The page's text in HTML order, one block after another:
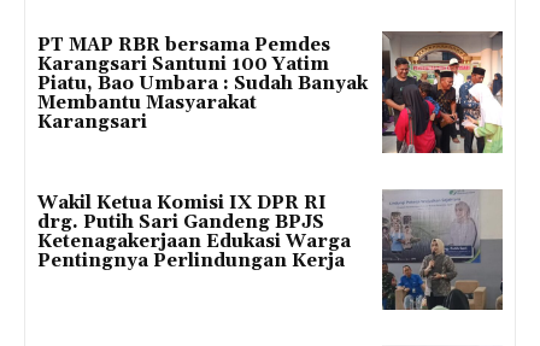
PT MAP RBR bersama Pemdes
Karangsari Santuni 100 Yatim
Piatu, Bao Umbara : Sudah Banyak
Membantu Masyarakat
Karangsari
Wakil Ketua Komisi IX DPR RI
drg. Putih Sari Gandeng BPJS
Ketenagakerjaan Edukasi Warga
Pentingnya Perlindungan Kerja